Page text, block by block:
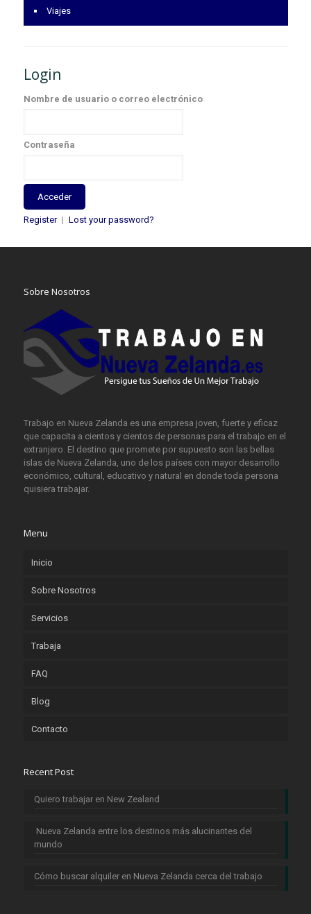
Viajes
Login
Nombre de usuario o correo electrónico
Contraseña
Register | Lost your password?
Sobre Nosotros
Trabajo en Nueva Zelanda es una empresa joven, fuerte y eficaz
que capacita a cientos y cientos de personas para el trabajo en el
extranjero. El destino que promete por supuesto son las bellas
islas de Nueva Zelanda, uno de los países con mayor desarrollo
económico, cultural, educativo y natural en donde toda persona
quisiera trabajar.
Menu
Inicio
Sobre Nosotros
Servicios
Trabaja
FAQ
Blog
Contacto
Recent Post
Quiero trabajar en New Zealand
Nueva Zelanda entre los destinos más alucinantes del
mundo
Cómo buscar alquiler en Nueva Zelanda cerca del trabajo